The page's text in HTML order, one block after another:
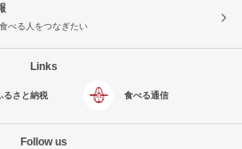
べる人をつなぎたい
Links
るさと納税 食べる通信
Follow us